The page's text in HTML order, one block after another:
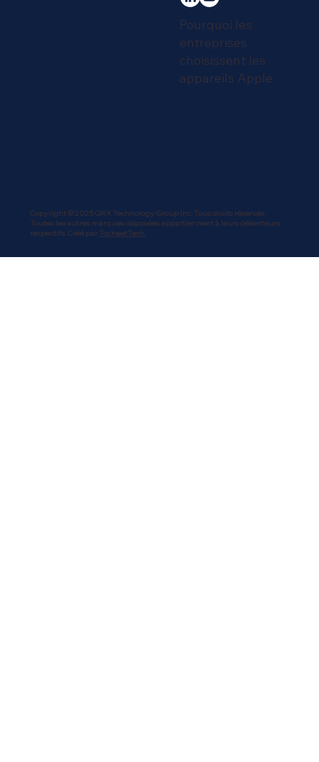
Pourquoi les
entreprises
choisissent les
appareils Apple
Copyright © 2025 QRX Technology Group Inc. Tous droits réservés.
Toutes les autres marques déposées appartiennent à leurs détenteurs
respectifs. Créé par TocheetTech.